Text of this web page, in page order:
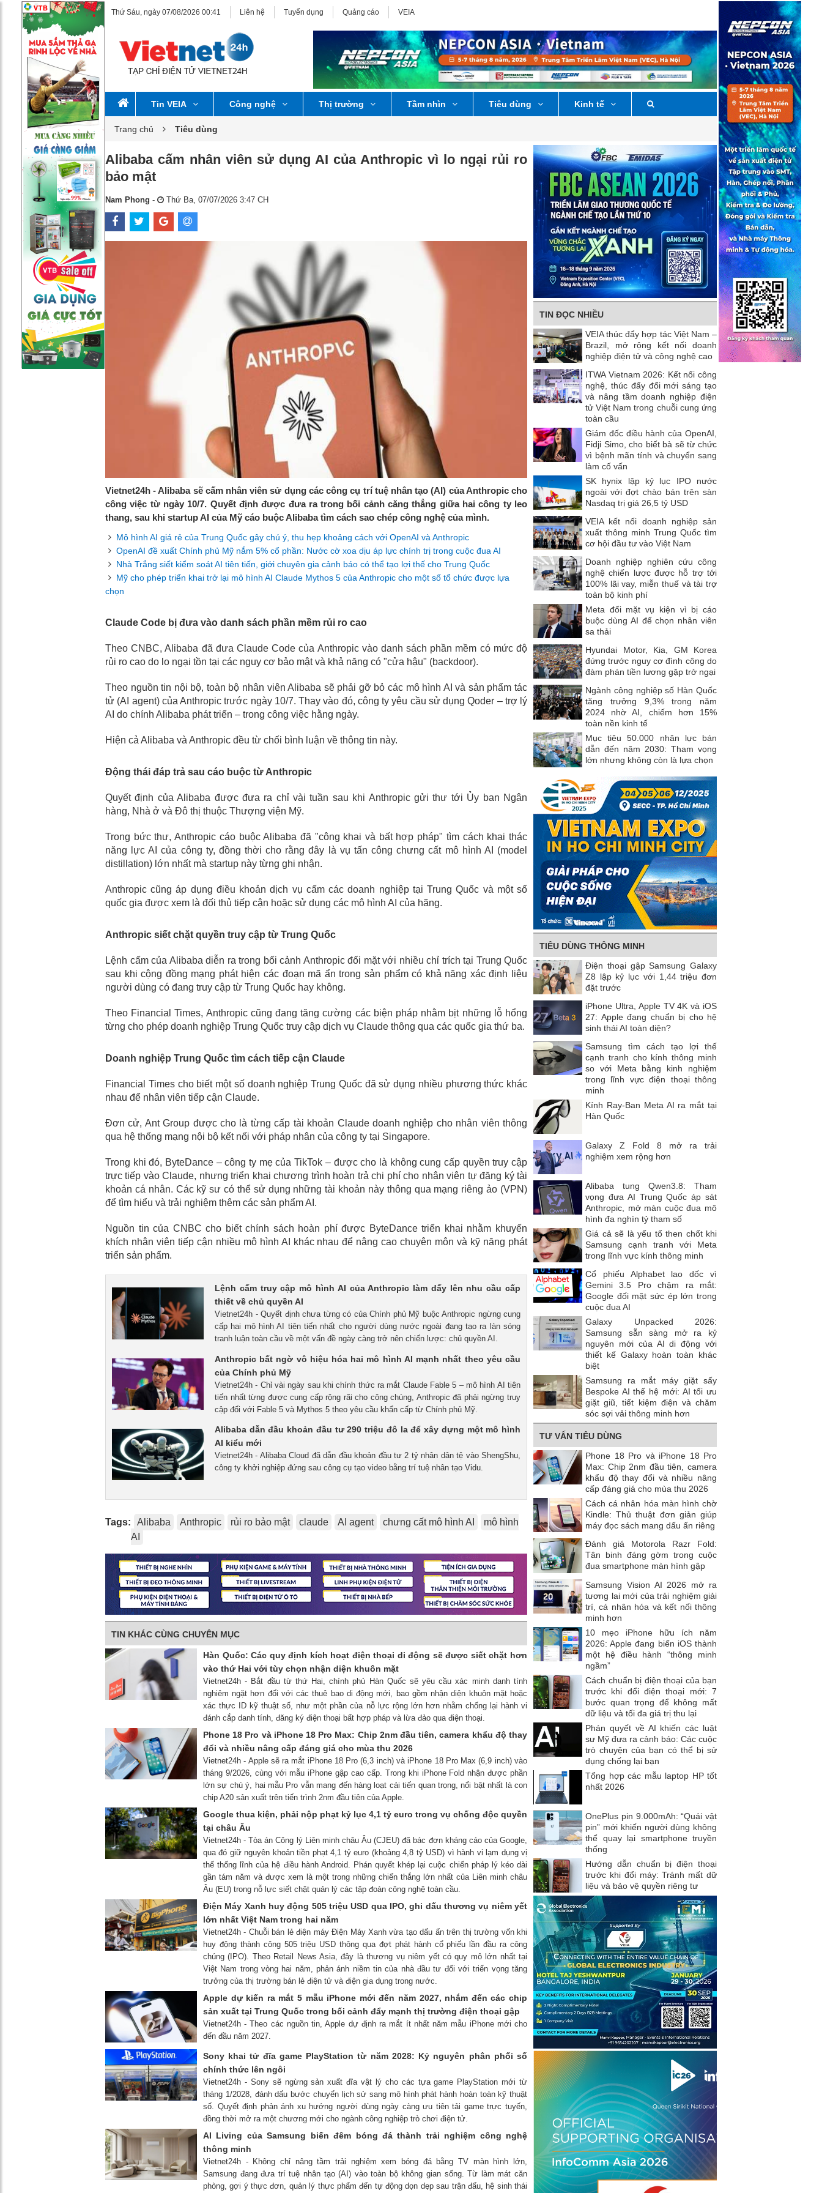
Thứ Sáu, ngày 07/08/2026 00:41 Liên hệ Tuyển dụng Quảng cáo VEIA
Tin VEIA Công nghệ Thị trường Tầm nhìn Tiêu dùng Kinh tế
Trang chủ Tiêu dùng
Alibaba cấm nhân viên sử dụng AI của Anthropic vì lo ngại rủi ro
bảo mật
Nam Phong - Thứ Ba, 07/07/2026 3:47 CH
Vietnet24h - Alibaba sẽ cấm nhân viên sử dụng các công cụ trí tuệ nhân tạo (AI) của Anthropic cho
công việc từ ngày 10/7. Quyết định được đưa ra trong bối cảnh căng thẳng giữa hai công ty leo
thang, sau khi startup AI của Mỹ cáo buộc Alibaba tìm cách sao chép công nghệ của mình.
Mô hình AI giá rẻ của Trung Quốc gây chú ý, thu hẹp khoảng cách với OpenAI và Anthropic
OpenAI đề xuất Chính phủ Mỹ nắm 5% cổ phần: Nước cờ xoa dịu áp lực chính trị trong cuộc đua AI
Nhà Trắng siết kiểm soát AI tiên tiến, giới chuyên gia cảnh báo có thể tạo lợi thế cho Trung Quốc
Mỹ cho phép triển khai trở lại mô hình AI Claude Mythos 5 của Anthropic cho một số tổ chức được lựa
chọn
Claude Code bị đưa vào danh sách phần mềm rủi ro cao
Theo CNBC, Alibaba đã đưa Claude Code của Anthropic vào danh sách phần mềm có mức độ
rủi ro cao do lo ngại tồn tại các nguy cơ bảo mật và khả năng có "cửa hậu" (backdoor).
Theo nguồn tin nội bộ, toàn bộ nhân viên Alibaba sẽ phải gỡ bỏ các mô hình AI và sản phẩm tác
tử (AI agent) của Anthropic trước ngày 10/7. Thay vào đó, công ty yêu cầu sử dụng Qoder – trợ lý
AI do chính Alibaba phát triển – trong công việc hằng ngày.
Hiện cả Alibaba và Anthropic đều từ chối bình luận về thông tin này.
Động thái đáp trả sau cáo buộc từ Anthropic
Quyết định của Alibaba được đưa ra chỉ vài tuần sau khi Anthropic gửi thư tới Ủy ban Ngân
hàng, Nhà ở và Đô thị thuộc Thượng viện Mỹ.
Trong bức thư, Anthropic cáo buộc Alibaba đã "công khai và bất hợp pháp" tìm cách khai thác
năng lực AI của công ty, đồng thời cho rằng đây là vụ tấn công chưng cất mô hình AI (model
distillation) lớn nhất mà startup này từng ghi nhận.
Anthropic cũng áp dụng điều khoản dịch vụ cấm các doanh nghiệp tại Trung Quốc và một số
quốc gia được xem là đối thủ tiếp cận hoặc sử dụng các mô hình AI của hãng.
Anthropic siết chặt quyền truy cập từ Trung Quốc
Lệnh cấm của Alibaba diễn ra trong bối cảnh Anthropic đối mặt với nhiều chỉ trích tại Trung Quốc
sau khi cộng đồng mạng phát hiện các đoạn mã ẩn trong sản phẩm có khả năng xác định liệu
người dùng có đang truy cập từ Trung Quốc hay không.
Theo Financial Times, Anthropic cũng đang tăng cường các biện pháp nhằm bịt những lỗ hổng
từng cho phép doanh nghiệp Trung Quốc truy cập dịch vụ Claude thông qua các quốc gia thứ ba.
Doanh nghiệp Trung Quốc tìm cách tiếp cận Claude
Financial Times cho biết một số doanh nghiệp Trung Quốc đã sử dụng nhiều phương thức khác
nhau để nhân viên tiếp cận Claude.
Đơn cử, Ant Group được cho là từng cấp tài khoản Claude doanh nghiệp cho nhân viên thông
qua hệ thống mạng nội bộ kết nối với pháp nhân của công ty tại Singapore.
Trong khi đó, ByteDance – công ty mẹ của TikTok – được cho là không cung cấp quyền truy cập
trực tiếp vào Claude, nhưng triển khai chương trình hoàn trả chi phí cho nhân viên tự đăng ký tài
khoản cá nhân. Các kỹ sư có thể sử dụng những tài khoản này thông qua mạng riêng ảo (VPN)
để tìm hiểu và trải nghiệm thêm các sản phẩm AI.
Nguồn tin của CNBC cho biết chính sách hoàn phí được ByteDance triển khai nhằm khuyến
khích nhân viên tiếp cận nhiều mô hình AI khác nhau để nâng cao chuyên môn và kỹ năng phát
triển sản phẩm.
Lệnh cấm truy cập mô hình AI của Anthropic làm dấy lên nhu cầu cấp
thiết về chủ quyền AI
Vietnet24h - Quyết định chưa từng có của Chính phủ Mỹ buộc Anthropic ngừng cung
cấp hai mô hình AI tiên tiến nhất cho người dùng nước ngoài đang tạo ra làn sóng
tranh luận toàn cầu về một vấn đề ngày càng trở nên chiến lược: chủ quyền AI.
Anthropic bất ngờ vô hiệu hóa hai mô hình AI mạnh nhất theo yêu cầu
của Chính phủ Mỹ
Vietnet24h - Chỉ vài ngày sau khi chính thức ra mắt Claude Fable 5 – mô hình AI tiên
tiến nhất từng được cung cấp rộng rãi cho công chúng, Anthropic đã phải ngừng truy
cập đối với Fable 5 và Mythos 5 theo yêu cầu khẩn cấp từ Chính phủ Mỹ.
Alibaba dẫn đầu khoản đầu tư 290 triệu đô la để xây dựng một mô hình
AI kiểu mới
Vietnet24h - Alibaba Cloud đã dẫn đầu khoản đầu tư 2 tỷ nhân dân tệ vào ShengShu,
công ty khởi nghiệp đứng sau công cụ tạo video bằng trí tuệ nhân tạo Vidu.
Tags: Alibaba Anthropic rủi ro bảo mật claude AI agent chưng cất mô hình AI
mô hình
AI
TIN KHÁC CÙNG CHUYÊN MỤC
Hàn Quốc: Các quy định kích hoạt điện thoại di động sẽ được siết chặt hơn
vào thứ Hai với tùy chọn nhận diện khuôn mặt
Vietnet24h - Bắt đầu từ thứ Hai, chính phủ Hàn Quốc sẽ yêu cầu xác minh danh tính
nghiêm ngặt hơn đối với các thuê bao di động mới, bao gồm nhận diện khuôn mặt hoặc
xác thực ID kỹ thuật số, như một phần của nỗ lực rộng lớn hơn nhằm chống lại hành vi
đánh cắp danh tính, đăng ký điện thoại bất hợp pháp và lừa đảo qua điện thoại.
Phone 18 Pro và iPhone 18 Pro Max: Chip 2nm đầu tiên, camera khẩu độ thay
đổi và nhiều nâng cấp đáng giá cho mùa thu 2026
Vietnet24h - Apple sẽ ra mắt iPhone 18 Pro (6,3 inch) và iPhone 18 Pro Max (6,9 inch) vào
tháng 9/2026, cùng với mẫu iPhone gập cao cấp. Trong khi iPhone Fold nhận được phần
lớn sự chú ý, hai mẫu Pro vẫn mang đến hàng loạt cải tiến quan trọng, nổi bật nhất là con
chip A20 sản xuất trên tiến trình 2nm đầu tiên của Apple.
Google thua kiện, phải nộp phạt kỷ lục 4,1 tỷ euro trong vụ chống độc quyền
tại châu Âu
Vietnet24h - Tòa án Công lý Liên minh châu Âu (CJEU) đã bác đơn kháng cáo của Google,
qua đó giữ nguyên khoản tiền phạt 4,1 tỷ euro (khoảng 4,8 tỷ USD) vì hành vi lạm dụng vị
thế thống lĩnh của hệ điều hành Android. Phán quyết khép lại cuộc chiến pháp lý kéo dài
gần tám năm và được xem là một trong những chiến thắng lớn nhất của Liên minh châu
Âu (EU) trong nỗ lực siết chặt quản lý các tập đoàn công nghệ toàn cầu.
Điện Máy Xanh huy động 505 triệu USD qua IPO, ghi dấu thương vụ niêm yết
lớn nhất Việt Nam trong hai năm
Vietnet24h - Chuỗi bán lẻ điện máy Điện Máy Xanh vừa tạo dấu ấn trên thị trường vốn khi
huy động thành công 505 triệu USD thông qua đợt phát hành cổ phiếu lần đầu ra công
chúng (IPO). Theo Retail News Asia, đây là thương vụ niêm yết có quy mô lớn nhất tại
Việt Nam trong vòng hai năm, phản ánh niềm tin của nhà đầu tư đối với triển vọng tăng
trưởng của thị trường bán lẻ điện tử và điện gia dụng trong nước.
Apple dự kiến ​​ra mắt 5 mẫu iPhone mới đến năm 2027, nhắm đến các chip
sản xuất tại Trung Quốc trong bối cảnh đẩy mạnh thị trường điện thoại gập
Vietnet24h - Theo các nguồn tin, Apple dự định ra mắt ít nhất năm mẫu iPhone mới cho
đến đầu năm 2027.
Sony khai tử đĩa game PlayStation từ năm 2028: Kỷ nguyên phân phối số
chính thức lên ngôi
Vietnet24h - Sony sẽ ngừng sản xuất đĩa vật lý cho các tựa game PlayStation mới từ
tháng 1/2028, đánh dấu bước chuyển lịch sử sang mô hình phát hành hoàn toàn kỹ thuật
số. Quyết định phản ánh xu hướng người dùng ngày càng ưu tiên tải game trực tuyến,
đồng thời mở ra một chương mới cho ngành công nghiệp trò chơi điện tử.
AI Living của Samsung biến đêm bóng đá thành trải nghiệm công nghệ
thông minh
Vietnet24h - Không chỉ nâng tầm trải nghiệm xem bóng đá bằng TV màn hình lớn,
Samsung đang đưa trí tuệ nhân tạo (AI) vào toàn bộ không gian sống. Từ làm mát căn
phòng, gợi ý thực đơn, quản lý thực phẩm đến tự động dọn dẹp sau trận đấu, hệ sinh thái
TIN ĐỌC NHIỀU
VEIA thúc đẩy hợp tác Việt Nam –
Brazil, mở rộng kết nối doanh
nghiệp điện tử và công nghệ cao
ITWA Vietnam 2026: Kết nối công
nghệ, thúc đẩy đổi mới sáng tạo
và nâng tầm doanh nghiệp điện
tử Việt Nam trong chuỗi cung ứng
toàn cầu
Giám đốc điều hành của OpenAI,
Fidji Simo, cho biết bà sẽ từ chức
vì bệnh mãn tính và chuyển sang
làm cố vấn
SK hynix lập kỷ lục IPO nước
ngoài với đợt chào bán trên sàn
Nasdaq trị giá 26,5 tỷ USD
VEIA kết nối doanh nghiệp sản
xuất thông minh Trung Quốc tìm
cơ hội đầu tư vào Việt Nam
Doanh nghiệp nghiên cứu công
nghệ chiến lược được hỗ trợ tới
100% lãi vay, miễn thuế và tài trợ
toàn bộ kinh phí
Meta đối mặt vụ kiện vì bị cáo
buộc dùng AI để chọn nhân viên
sa thải
Hyundai Motor, Kia, GM Korea
đứng trước nguy cơ đình công do
đàm phán tiền lương gặp trở ngại
Ngành công nghiệp số Hàn Quốc
tăng trưởng 9,3% trong năm
2024 nhờ AI, chiếm hơn 15%
toàn nền kinh tế
Mục tiêu 50.000 nhân lực bán
dẫn đến năm 2030: Tham vọng
lớn nhưng không còn là lựa chọn
TIÊU DÙNG THÔNG MINH
Điện thoại gập Samsung Galaxy
Z8 lập kỷ lục với 1,44 triệu đơn
đặt trước
iPhone Ultra, Apple TV 4K và iOS
27: Apple đang chuẩn bị cho hệ
sinh thái AI toàn diện?
Samsung tìm cách tạo lợi thế
cạnh tranh cho kính thông minh
so với Meta bằng kinh nghiệm
trong lĩnh vực điện thoại thông
minh
Kính Ray-Ban Meta AI ra mắt tại
Hàn Quốc
Galaxy Z Fold 8 mở ra trải
nghiệm xem rộng hơn
Alibaba tung Qwen3.8: Tham
vọng đưa AI Trung Quốc áp sát
Anthropic, mở màn cuộc đua mô
hình đa nghìn tỷ tham số
Giá cả sẽ là yếu tố then chốt khi
Samsung cạnh tranh với Meta
trong lĩnh vực kính thông minh
Cổ phiếu Alphabet lao dốc vì
Gemini 3.5 Pro chậm ra mắt:
Google đối mặt sức ép lớn trong
cuộc đua AI
Galaxy Unpacked 2026:
Samsung sẵn sàng mở ra kỷ
nguyên mới của AI di động với
thiết kế Galaxy hoàn toàn khác
biệt
Samsung ra mắt máy giặt sấy
Bespoke AI thế hệ mới: AI tối ưu
giặt giũ, tiết kiệm điện và chăm
sóc sợi vải thông minh hơn
TƯ VẤN TIÊU DÙNG
Phone 18 Pro và iPhone 18 Pro
Max: Chip 2nm đầu tiên, camera
khẩu độ thay đổi và nhiều nâng
cấp đáng giá cho mùa thu 2026
Cách cá nhân hóa màn hình chờ
Kindle: Thủ thuật đơn giản giúp
máy đọc sách mang dấu ấn riêng
Đánh giá Motorola Razr Fold:
Tân binh đáng gờm trong cuộc
đua smartphone màn hình gập
Samsung Vision AI 2026 mở ra
tương lai mới của trải nghiệm giải
trí, cá nhân hóa và kết nối thông
minh hơn
10 mẹo iPhone hữu ích năm
2026: Apple đang biến iOS thành
một hệ điều hành “thông minh
ngầm”
Cách chuẩn bị điện thoại của bạn
trước khi đổi điện thoại mới: 7
bước quan trọng để không mất
dữ liệu và tối đa giá trị thu lại
Phán quyết về AI khiến các luật
sư Mỹ đưa ra cảnh báo: Các cuộc
trò chuyện của bạn có thể bị sử
dụng chống lại bạn
Tổng hợp các mẫu laptop HP tốt
nhất 2026
OnePlus pin 9.000mAh: “Quái vật
pin” mới khiến người dùng không
thể quay lại smartphone truyền
thống
Hướng dẫn chuẩn bị điện thoại
trước khi đổi máy: Tránh mất dữ
liệu và bảo vệ quyền riêng tư